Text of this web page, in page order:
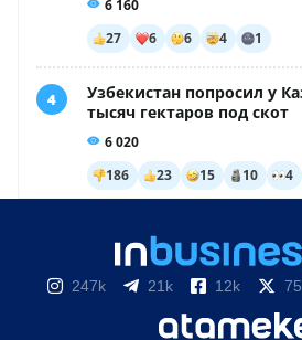
247k 21k 12k 75